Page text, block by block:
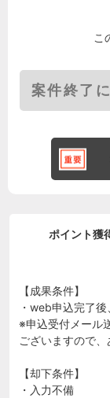
こ
案件終了
ポイント獲
【成果条件】
・web申込完了
※申込受付メール
ございますので、
【却下条件】
・入力不備